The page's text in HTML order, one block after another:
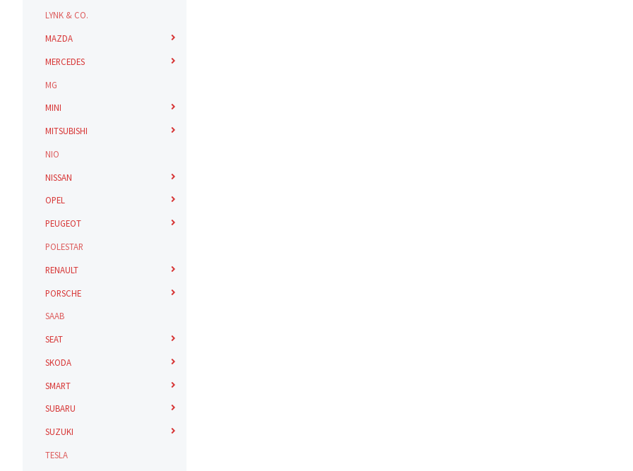
LYNK & CO.
MAZDA
MERCEDES
MG
MINI
MITSUBISHI
NIO
NISSAN
OPEL
PEUGEOT
POLESTAR
RENAULT
PORSCHE
SAAB
SEAT
SKODA
SMART
SUBARU
SUZUKI
TESLA